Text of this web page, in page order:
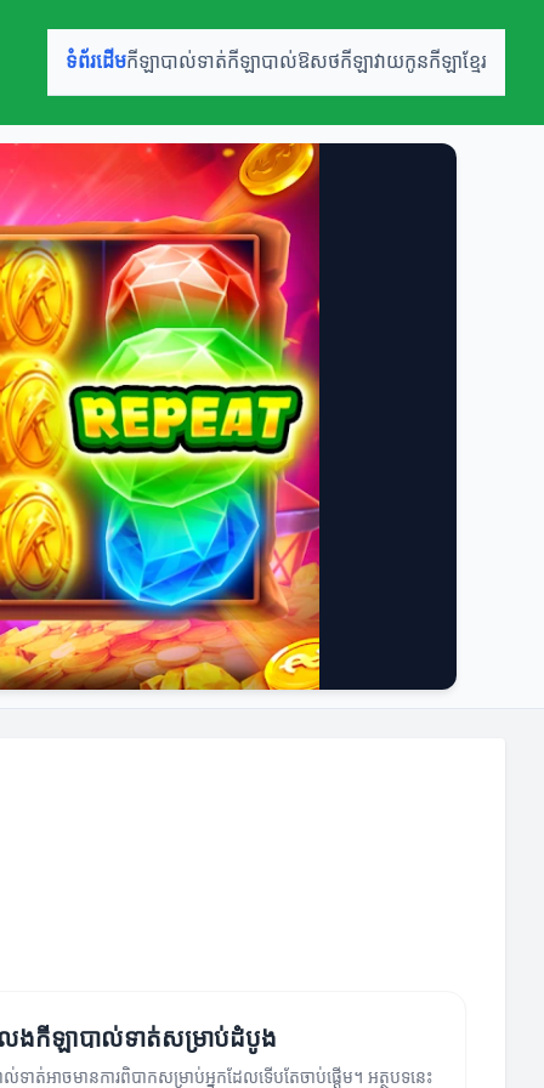
ទំព័រដើមកីឡាបាល់ទាត់កីឡាបាល់ឱសថកីឡាវាយកូនកីឡាខ្មែរ
េងកីឡាបាល់ទាត់សម្រាប់ដំបូង
ទាត់អាចមានការពិបាកសម្រាប់អ្នកដែលទើបតែចាប់ផ្តើម។ អត្ថបទនេះ